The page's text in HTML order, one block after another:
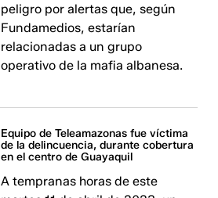
peligro por alertas que, según
Fundamedios, estarían
relacionadas a un grupo
operativo de la mafia albanesa.
Equipo de Teleamazonas fue víctima
de la delincuencia, durante cobertura
en el centro de Guayaquil
A tempranas horas de este